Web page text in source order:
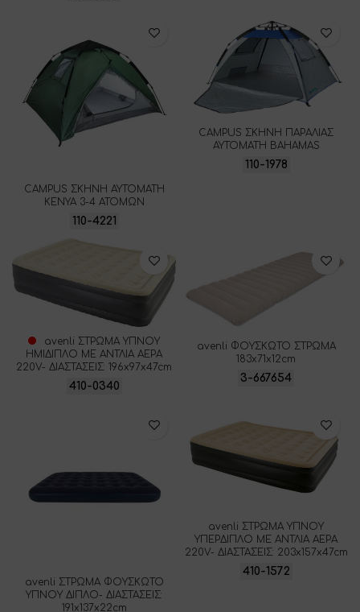
CAMPUS ΣΚΗΝΗ ΑΥΤΟΜΑΤΗ
KENYA 3-4 ΑΤΟΜΩΝ
110-4221
CAMPUS ΣΚΗΝΗ ΠΑΡΑΛΙΑΣ
ΑΥΤΟΜΑΤΗ BAHAMAS
110-1978
avenli ΣΤΡΩΜΑ ΥΠΝΟΥ
ΗΜΙΔΙΠΛΟ ΜΕ ΑΝΤΛΙΑ ΑΕΡΑ
220V- ΔΙΑΣΤΑΣΕΙΣ: 196x97x47cm
410-0340
avenli ΦΟΥΣΚΩΤΟ ΣΤΡΩΜΑ
183x71x12cm
3-667654
avenli ΣΤΡΩΜΑ ΦΟΥΣΚΩΤΟ
ΥΠΝΟΥ ΔΙΠΛΟ- ΔΙΑΣΤΑΣΕΙΣ:
191x137x22cm
avenli ΣΤΡΩΜΑ ΥΠΝΟΥ
ΥΠΕΡΔΙΠΛΟ ΜΕ ΑΝΤΛΙΑ ΑΕΡΑ
220V- ΔΙΑΣΤΑΣΕΙΣ: 203x157x47cm
410-1572